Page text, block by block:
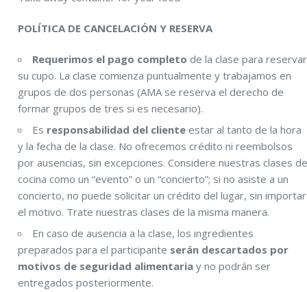
POLÍTICA DE CANCELACIÓN Y RESERVA
Requerimos el pago completo de la clase para reservar
su cupo. La clase comienza puntualmente y trabajamos en
grupos de dos personas (AMA se reserva el derecho de
formar grupos de tres si es necesario).
Es responsabilidad del cliente estar al tanto de la hora
y la fecha de la clase. No ofrecemos crédito ni reembolsos
por ausencias, sin excepciones. Considere nuestras clases
cocina como un “evento” o un “concierto”; si no asiste a un
concierto, no puede solicitar un crédito del lugar, sin importar
el motivo. Trate nuestras clases de la misma manera.
En caso de ausencia a la clase, los ingredientes
preparados para el participante serán descartados por
motivos de seguridad alimentaria y no podrán ser
entregados posteriormente.